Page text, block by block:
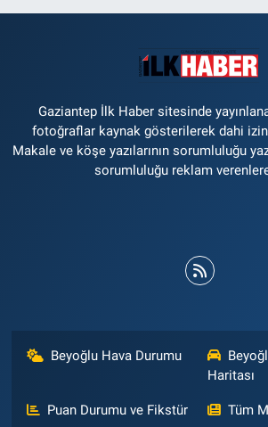
Gaziantep İlk Haber sitesinde
fotoğraflar kaynak gösterilerek dahi
Makale ve köşe yazılarının sorumluluğu
sorumluluğu reklam
Beyoğlu Hava Durumu
Haritası
Puan Durumu ve Fikstür Tüm